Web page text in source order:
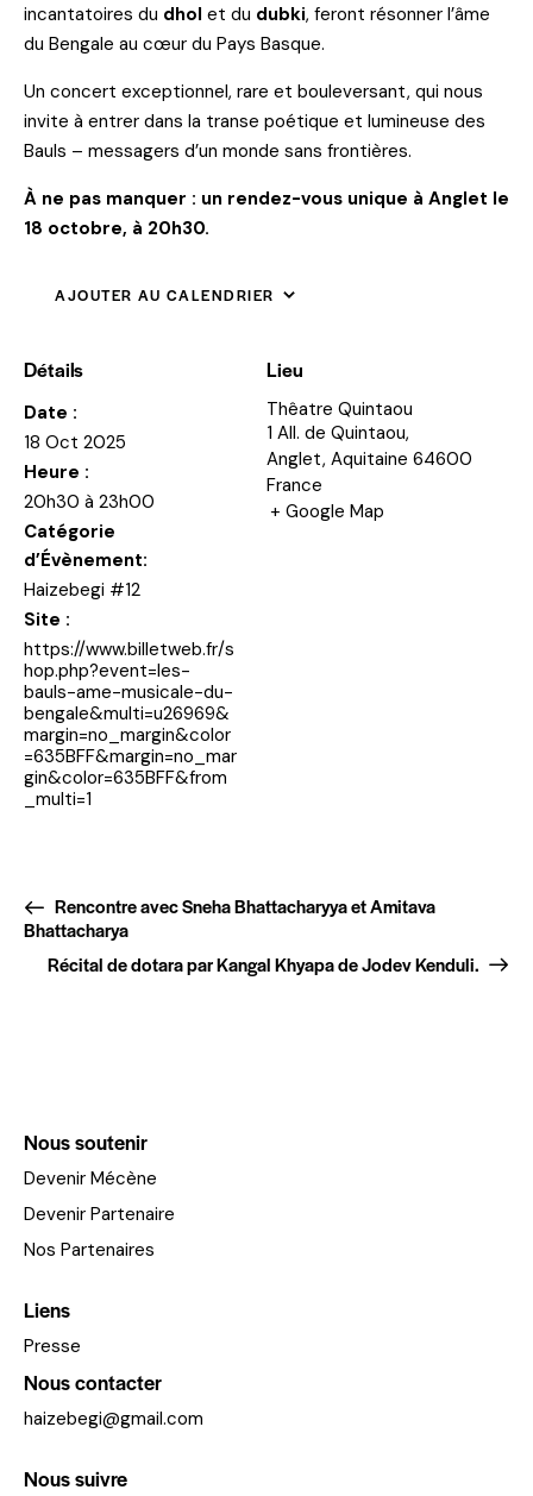
incantatoires du dhol et du dubki, feront résonner l’âme
du Bengale au cœur du Pays Basque.
Un concert exceptionnel, rare et bouleversant, qui nous
invite à entrer dans la transe poétique et lumineuse des
Bauls – messagers d’un monde sans frontières.
À ne pas manquer : un rendez-vous unique à Anglet le
18 octobre, à 20h30.
AJOUTER AU CALENDRIER
Détails
Date :
18 Oct 2025
Heure :
20h30 à 23h00
Catégorie
d’Évènement:
Haizebegi #12
Site :
https://www.billetweb.fr/s
hop.php?event=les-
bauls-ame-musicale-du-
bengale&multi=u26969&
margin=no_margin&color
=635BFF&margin=no_mar
gin&color=635BFF&from
_multi=1
Lieu
Thêatre Quintaou
1 All. de Quintaou,
Anglet, Aquitaine 64600
France
+ Google Map
Rencontre avec Sneha Bhattacharyya et Amitava
Bhattacharya
Récital de dotara par Kangal Khyapa de Jodev Kenduli.
Nous soutenir
Devenir Mécène
Devenir Partenaire
Nos Partenaires
Liens
Presse
Nous contacter
haizebegi@gmail.com
Nous suivre